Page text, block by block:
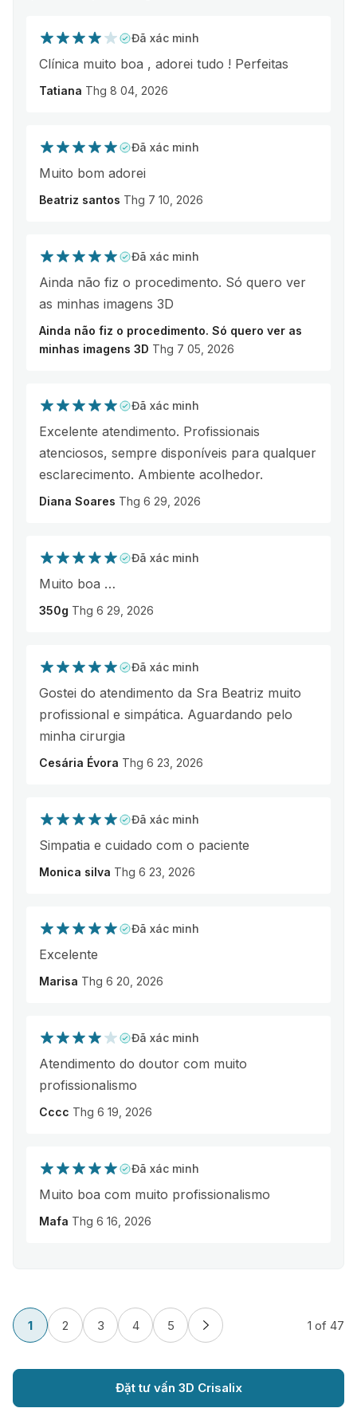
Đã xác minh
Clínica muito boa , adorei tudo ! Perfeitas
Tatiana Thg 8 04, 2026
Đã xác minh
Muito bom adorei
Beatriz santos Thg 7 10, 2026
Đã xác minh
Ainda não fiz o procedimento. Só quero ver
as minhas imagens 3D
Ainda não fiz o procedimento. Só quero ver as
minhas imagens 3D Thg 7 05, 2026
Đã xác minh
Excelente atendimento. Profissionais
atenciosos, sempre disponíveis para qualquer
esclarecimento. Ambiente acolhedor.
Diana Soares Thg 6 29, 2026
Đã xác minh
Muito boa …
350g Thg 6 29, 2026
Đã xác minh
Gostei do atendimento da Sra Beatriz muito
profissional e simpática. Aguardando pelo
minha cirurgia
Cesária Évora Thg 6 23, 2026
Đã xác minh
Simpatia e cuidado com o paciente
Monica silva Thg 6 23, 2026
Đã xác minh
Excelente
Marisa Thg 6 20, 2026
Đã xác minh
Atendimento do doutor com muito
profissionalismo
Cccc Thg 6 19, 2026
Đã xác minh
Muito boa com muito profissionalismo
Mafa Thg 6 16, 2026
1 2 3 4 5 1 of 47
Đặt tư vấn 3D Crisalix